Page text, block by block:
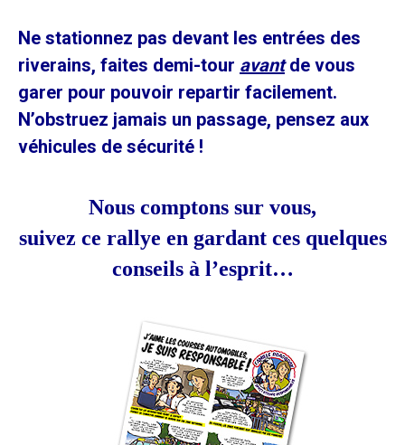
Ne stationnez pas devant les entrées des
riverains, faites demi-tour avantde vous
garer pour pouvoir repartir facilement.
N’obstruez jamais un passage, pensez aux
véhicules de sécurité !
Nous comptons sur vous,
suivez ce rallye en gardant ces quelques
conseils à l’esprit…